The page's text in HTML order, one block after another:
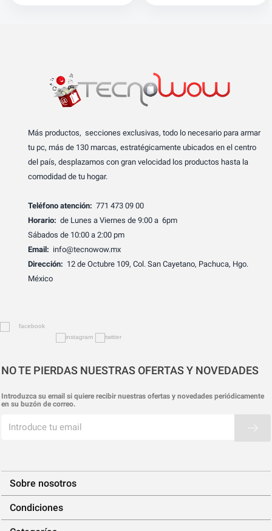
Más productos, secciones exclusivas, todo lo necesario para armar
tu pc, más de 130 marcas, estratégicamente ubicados en el centro
del país, desplazamos con gran velocidad los productos hasta la
comodidad de tu hogar.
Teléfono atención: 771 473 09 00
Horario: de Lunes a Viernes de 9:00 a 6pm
Sábados de 10:00 a 2:00 pm
Email: info@tecnowow.mx
Dirección: 12 de Octubre 109, Col. San Cayetano, Pachuca, Hgo.
México
NO TE PIERDAS NUESTRAS OFERTAS Y NOVEDADES
Introduzca su email si quiere recibir nuestras ofertas y novedades periódicamente
en su buzón de correo.
Sobre nosotros
Condiciones